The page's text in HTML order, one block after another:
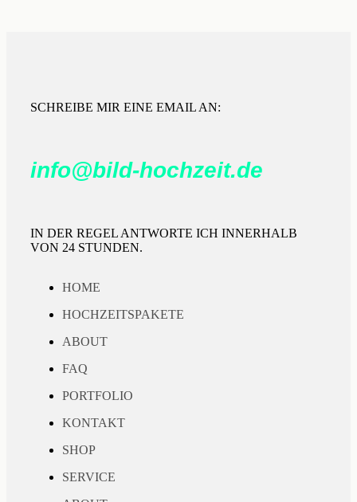
SCHREIBE MIR EINE EMAIL AN:
info@bild-hochzeit.de
IN DER REGEL ANTWORTE ICH INNERHALB
VON 24 STUNDEN.
HOME
HOCHZEITSPAKETE
ABOUT
FAQ
PORTFOLIO
KONTAKT
SHOP
SERVICE